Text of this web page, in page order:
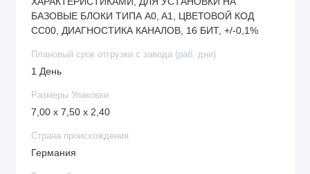
БАЗОВЫЕ БЛОКИ ТИПА A0, A1, ЦВЕТОВОЙ КОД
CC00, ДИАГНОСТИКА КАНАЛОВ, 16 БИТ, +/-0,1%
Плановый срок отгрузки с завода (раб. дни)
1 День
Размеры Упаковки
7,00 x 7,50 x 2,40
Страна происхождения
Германия